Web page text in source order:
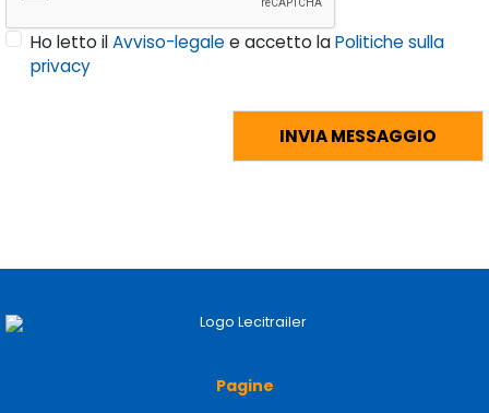
Ho letto ilAvviso-legalee accetto laPolitiche sulla
privacy
Pagine